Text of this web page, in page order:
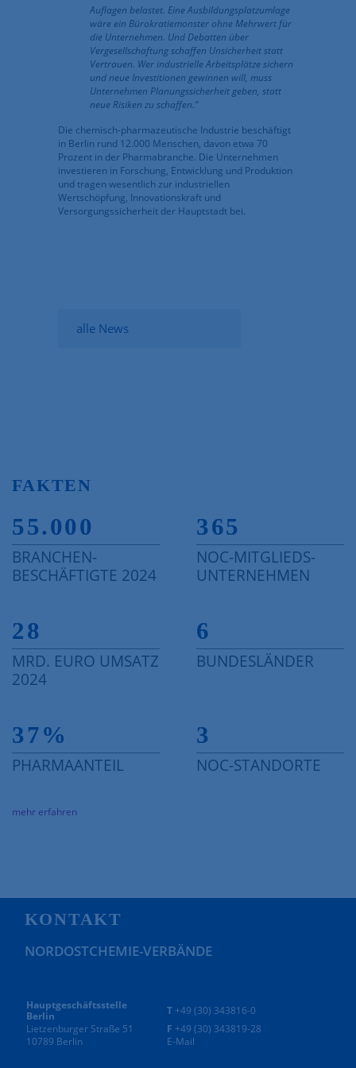
Auflagen belastet. Eine Ausbildungsplatzumlage
wäre ein Bürokratiemonster ohne Mehrwert für
die Unternehmen. Und Debatten über
Vergesellschaftung schaffen Unsicherheit statt
Vertrauen. Wer industrielle Arbeitsplätze sichern
und neue Investitionen gewinnen will, muss
Unternehmen Planungssicherheit geben, statt
neue Risiken zu schaffen.“
Die chemisch-pharmazeutische Industrie beschäftigt
in Berlin rund 12.000 Menschen, davon etwa 70
Prozent in der Pharmabranche. Die Unternehmen
investieren in Forschung, Entwicklung und Produktion
und tragen wesentlich zur industriellen
Wertschöpfung, Innovationskraft und
Versorgungssicherheit der Hauptstadt bei.
alle News
FAKTEN
55.000
BRANCHEN-
BESCHÄFTIGTE 2024
365
NOC-MITGLIEDS-
UNTERNEHMEN
28
MRD. EURO UMSATZ
2024
6
BUNDESLÄNDER
37%
PHARMAANTEIL
3
NOC-STANDORTE
mehr erfahren
KONTAKT
NORDOSTCHEMIE-VERBÄNDE
Hauptgeschäftsstelle
Berlin
T +49 (30) 343816-0
Lietzenburger Straße 51
F +49 (30) 343819-28
10789 Berlin
E-Mail